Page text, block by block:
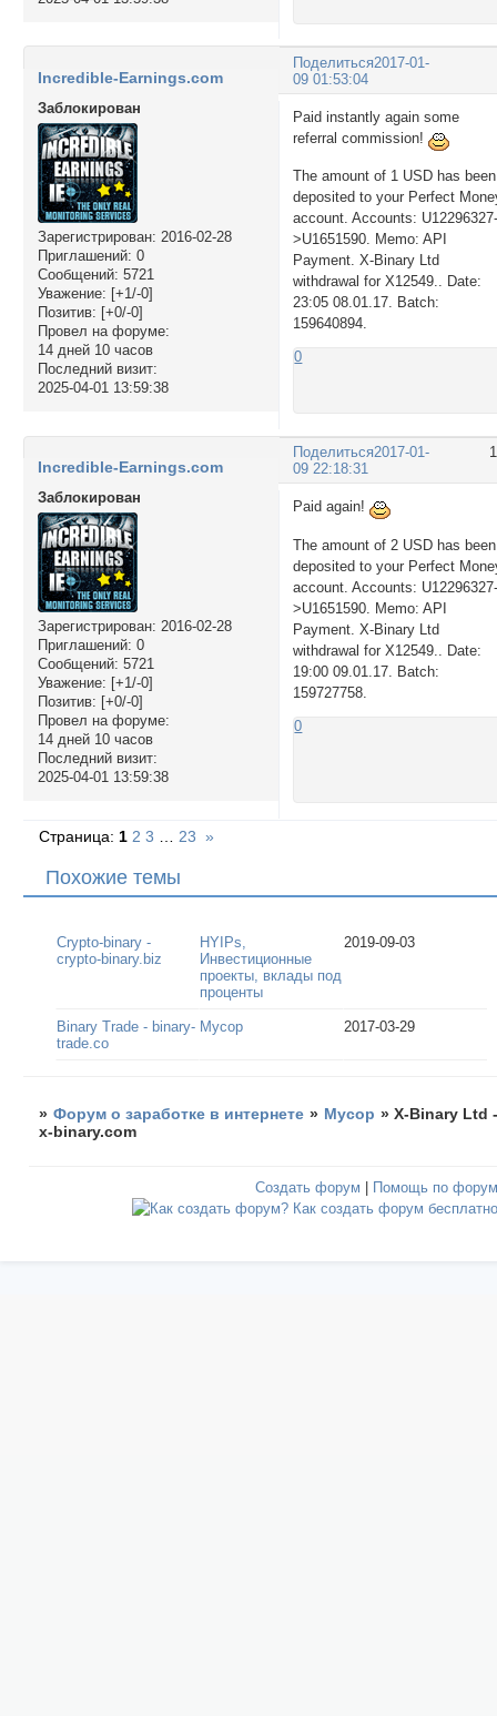
Поделиться2017-01-
09 01:53:04
Incredible-Earnings.com
Заблокирован
Зарегистрирован: 2016-02-28
Приглашений: 0
Сообщений: 5721
Уважение: [+1/-0]
Позитив: [+0/-0]
Провел на форуме:
14 дней 10 часов
Последний визит:
2025-04-01 13:59:38
Paid instantly again some
referral commission!
The amount of 1 USD has been
deposited to your Perfect
account. Accounts:
>U1651590. Memo: API
Payment. X-Binary Ltd
withdrawal for X12549.. Date:
23:05 08.01.17. Batch:
159640894.
0
Поделиться2017-01-
09 22:18:31
Incredible-Earnings.com
Заблокирован
Зарегистрирован: 2016-02-28
Приглашений: 0
Сообщений: 5721
Уважение: [+1/-0]
Позитив: [+0/-0]
Провел на форуме:
14 дней 10 часов
Последний визит:
2025-04-01 13:59:38
Paid again!
The amount of 2 USD has been
deposited to your Perfect
account. Accounts:
>U1651590. Memo: API
Payment. X-Binary Ltd
withdrawal for X12549.. Date:
19:00 09.01.17. Batch:
159727758.
0
Страница: 1 2 3 23 »
Похожие темы
Crypto-binary -
crypto-binary.biz
HYIPs,
Инвестиционные
проекты, вклады под
проценты
2019-09-03
Binary Trade - binary-
trade.co
Мусор 2017-03-29
» Форум о заработке в интернете » Мусор »X-Binary Ltd
x-binary.com
Создать форум Помощь по